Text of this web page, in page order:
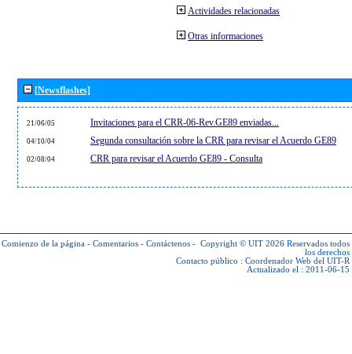
Actividades relacionadas
Otras informaciones
[Newsflashes]
21/06/05 Invitaciones para el CRR-06-Rev.GE89 enviadas...
04/10/04 Segunda consultación sobre la CRR para revisar el Acuerdo GE89
02/08/04 CRR para revisar el Acuerdo GE89 - Consulta
Comienzo de la página - Comentarios - Contáctenos - Copyright © UIT 2026 Reservados todos
los derechos
Contacto público : Coordenador Web del UIT-R
Actualizado el : 2011-06-15